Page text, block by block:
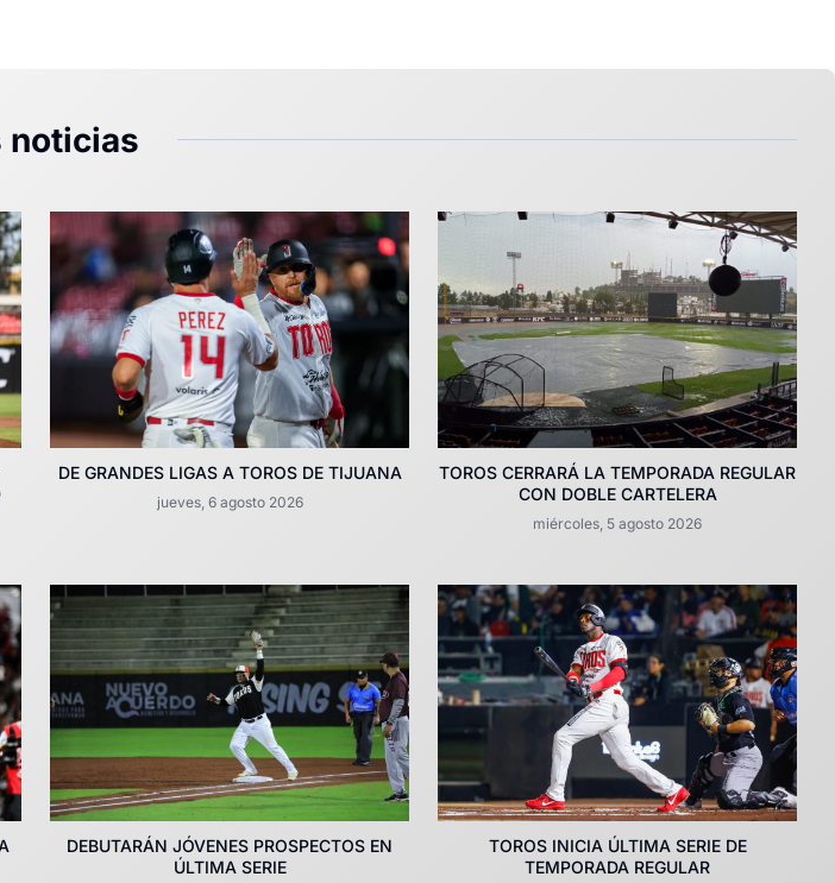
noticias
DE GRANDES LIGAS A TOROS DE TIJUANA
jueves, 6 agosto 2026
TOROS CERRARÁ LA TEMPORADA REGULAR
CON DOBLE CARTELERA
miércoles, 5 agosto 2026
DEBUTARÁN JÓVENES PROSPECTOS EN
ÚLTIMA SERIE
TOROS INICIA ÚLTIMA SERIE DE
TEMPORADA REGULAR